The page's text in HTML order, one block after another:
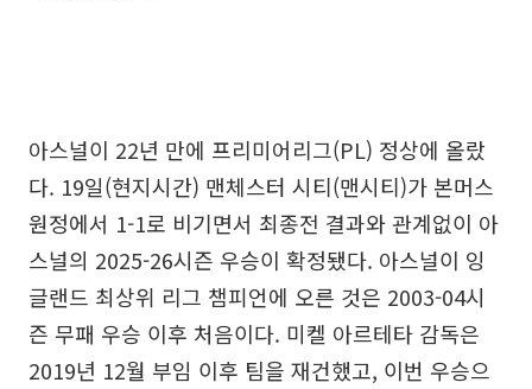
아스널이 22년 만에 프리미어리그(PL) 정상에 올랐
다. 19일(현지시간) 맨체스터 시티(맨시티)가 본머스
원정에서 1-1로 비기면서 최종전 결과와 관계없이 아
스널의 2025-26시즌 우승이 확정됐다. 아스널이 잉
글랜드 최상위 리그 챔피언에 오른 것은 2003-04시
즌 무패 우승 이후 처음이다. 미켈 아르테타 감독은
2019년 12월 부임 이후 팀을 재건했고, 이번 우승으